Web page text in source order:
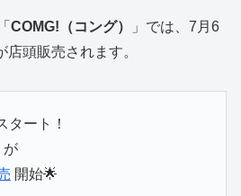
COMG!（コング）
」では、7月6
頭販売されます。
タート！
が
開始🌟